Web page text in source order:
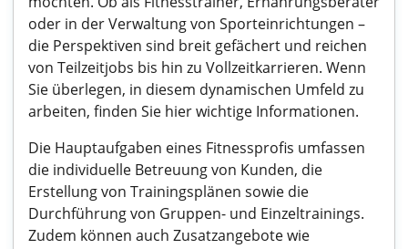
oder in der Verwaltung von Sporteinrichtungen –
die Perspektiven sind breit gefächert und reichen
von Teilzeitjobs bis hin zu Vollzeitkarrieren. Wenn
Sie überlegen, in diesem dynamischen Umfeld zu
arbeiten, finden Sie hier wichtige Informationen.
Die Hauptaufgaben eines Fitnessprofis umfassen
die individuelle Betreuung von Kunden, die
Erstellung von Trainingsplänen sowie die
Durchführung von Gruppen- und Einzeltrainings.
Zudem können auch Zusatzangebote wie